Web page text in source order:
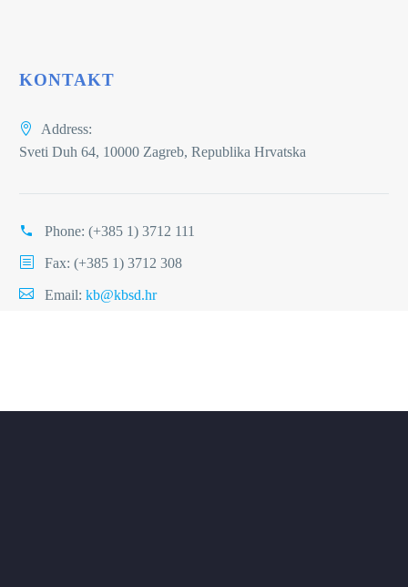
KONTAKT
Address:
Sveti Duh 64, 10000 Zagreb, Republika Hrvatska
Phone: (+385 1) 3712 111
Fax: (+385 1) 3712 308
Email: kb@kbsd.hr